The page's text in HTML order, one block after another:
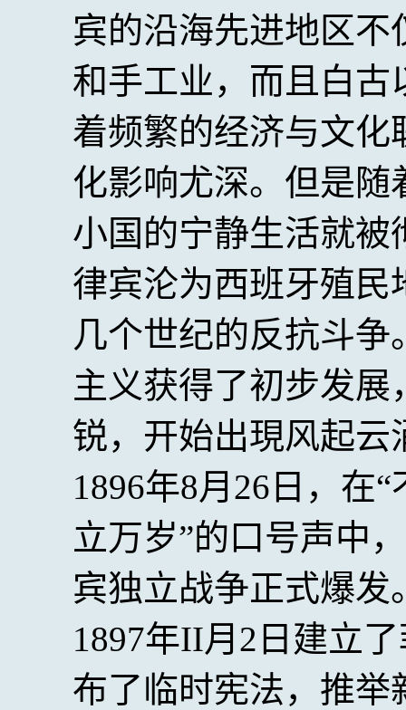
宾的沿海先进地区
和手工业，而且白
着频繁的经济与文
化影响尤深。但是
小国的宁静生活就被
律宾沦为西班牙殖
几个世纪的反抗斗
主义获得了初步发
锐，开始出現风起
1896年8月26日，在
立万岁”的口号声中
宾独立战争正式爆
1897年II月2日建立
布了临时宪法，推